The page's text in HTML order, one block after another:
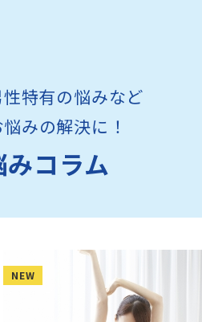
特有の悩みなど
みの解決に！
コラム
NEW